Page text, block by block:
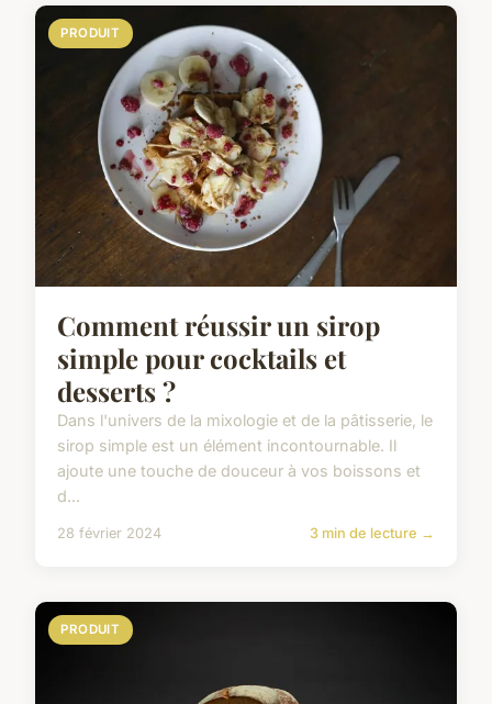
PRODUIT
Comment réussir un sirop
simple pour cocktails et
desserts ?
Dans l'univers de la mixologie et de la pâtisserie, le
sirop simple est un élément incontournable. Il
ajoute une touche de douceur à vos boissons et
d...
28 février 2024 3 min de lecture →
PRODUIT